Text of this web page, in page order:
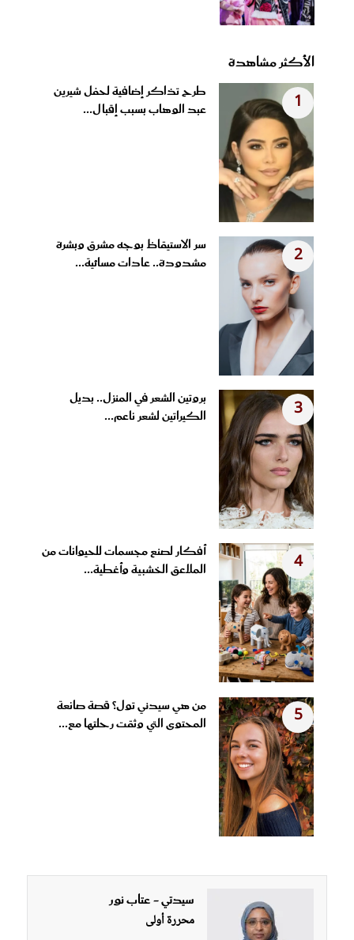
الأكثر مشاهدة
1
طرح تذاكر إضافية لحفل شيرين
عبد الوهاب بسبب إقبال...
2
سر الاستيقاظ بوجه مشرق وبشرة
مشدودة.. عادات مسائية...
3
بروتين الشعر في المنزل.. بديل
الكيراتين لشعر ناعم...
4
أفكار لصنع مجسمات للحيوانات من
الملاعق الخشبية وأغطية...
5
من هي سيدني تول؟ قصة صانعة
المحتوى التي وثقت رحلتها مع...
سيدتي - عتاب نور
محررة أولى